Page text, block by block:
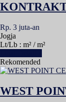
Rp. 3 juta-an
Jogja
Lt/Lb : m² / m²
Rekomended
WEST